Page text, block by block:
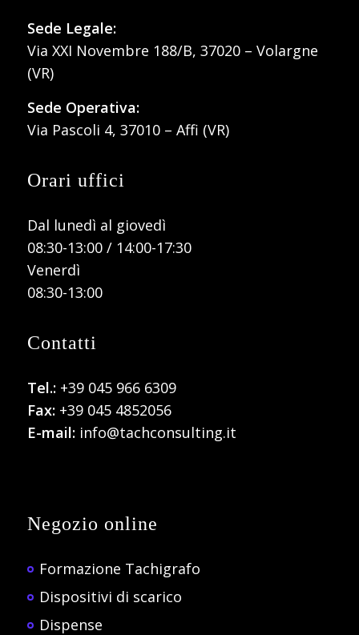
Sede Legale:
Via XXI Novembre 188/B, 37020 – Volargne
(VR)
Sede Operativa:
Via Pascoli 4, 37010 – Affi (VR)
Orari uffici
Dal lunedì al giovedì
08:30-13:00 / 14:00-17:30
Venerdì
08:30-13:00
Contatti
Tel.: +39 045 966 6309
Fax:+39 045 4852056
E-mail:info@tachconsulting.it
Negozio online
Formazione Tachigrafo
Dispositivi di scarico
Dispense